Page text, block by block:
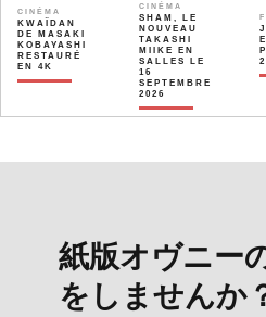
CINÉMA
KWAÏDAN
DE MASAKI
KOBAYASHI
RESTAURÉ
EN 4K
CINÉMA
SHAM, LE
NOUVEAU
TAKASHI
MIIKE EN
SALLES LE
16
SEPTEMBRE
2026
紙版オヴニー
をしませんか